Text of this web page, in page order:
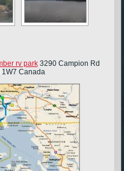
rv park3290 Campion Rd
Canada